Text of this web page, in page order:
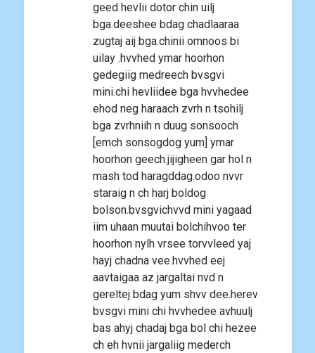
geed hevlii dotor chin uilj
bga.deeshee bdag chadlaaraa
zugtaj aij bga.chinii omnoos bi
uilay .hvvhed ymar hoorhon
gedegiig medreech bvsgvi
mini.chi hevliidee bga hvvhedee
ehod neg haraach zvrh n tsohilj
bga zvrhniih n duug sonsooch
[emch sonsogdog yum] ymar
hoorhon geech.jijigheen gar hol n
mash tod haragddag.odoo nvvr
staraig n ch harj boldog
bolson.bvsgvichvvd mini yagaad
iim uhaan muutai bolchihvoo ter
hoorhon nylh vrsee torvvleed yaj
hayj chadna vee.hvvhed eej
aavtaigaa az jargaltai nvd n
gereltej bdag yum shvv dee.herev
bvsgvi mini chi hvvhedee avhuulj
bas ahyj chadaj bga bol chi hezee
ch eh hvnii jargaliig mederch